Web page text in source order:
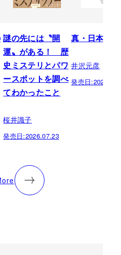
謎の先には〝開
運〟がある！ 歴
史ミステリとパワ
ースポットを調べ
てわかったこと
桜井識子
発売日:2026.07.23
真・日本の
井沢元彦
発売日: